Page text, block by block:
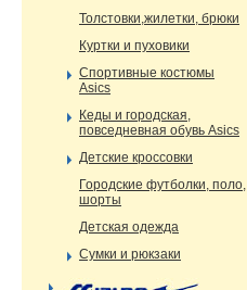
Толстовки,жилетки, брюки
Куртки и пуховики
Спортивные костюмы
Asics
Кеды и городская,
повседневная обувь Asics
Детские кроссовки
Городские футболки, поло,
шорты
Детская одежда
Сумки и рюкзаки